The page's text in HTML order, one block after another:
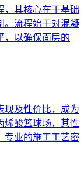
，其核心在于基础
。流程始于对混凝
，以确保面层的
现及性价比，成为
烯酸篮球场，其性
专业的施工工艺密